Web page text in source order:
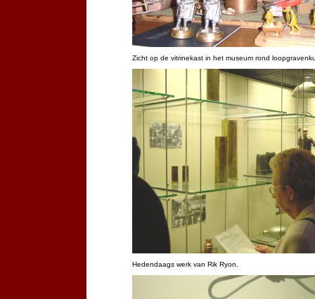
Zicht op de vitrinekast in het museum rond
Hedendaags werk van Rik Ryon.